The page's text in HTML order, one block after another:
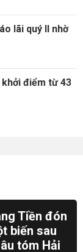
lãi quý II nhờ
khởi điểm từ 43
Tiền đón
biến sau
tóm Hải